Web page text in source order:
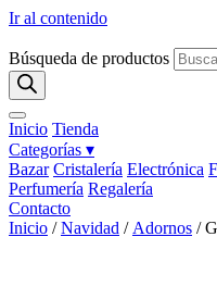
Ir al contenido
Búsqueda de productos
Inicio Tienda
Categorías ▾
Bazar Cristalería Electrónica
Perfumería Regalería
Contacto
Inicio /Navidad / Adornos /